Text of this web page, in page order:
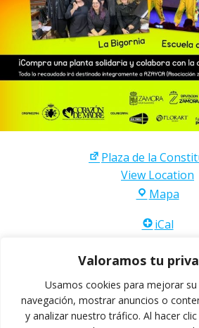
Valoramos tu
Usamos cookies para mejorar su
navegación, mostrar anuncios o
y analizar nuestro tráfico. Al hacer
Plaza de la
View Location
Mapa
iCal
Google